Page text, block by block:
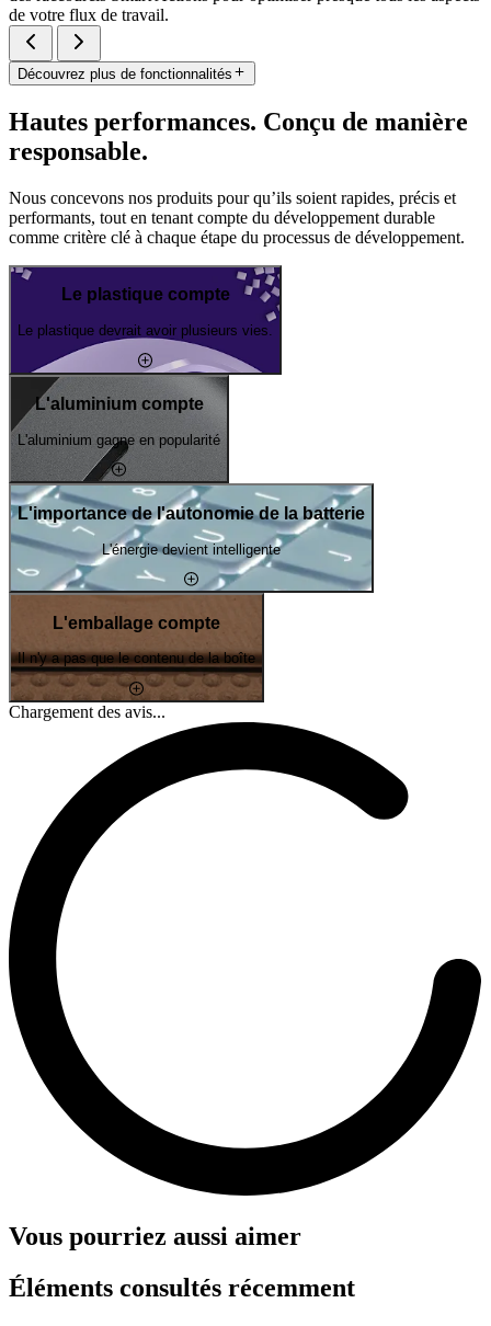
de votre flux de travail.
Découvrez plus de fonctionnalités
Hautes performances. Conçu de manière
responsable.
Nous concevons nos produits pour qu’ils soient rapides, précis et
performants, tout en tenant compte du développement durable
comme critère clé à chaque étape du processus de développement.
Le plastique compte
Le plastique devrait avoir plusieurs vies.
L'aluminium compte
L'aluminium gagne en popularité
L'importance de l'autonomie de la batterie
L'énergie devient intelligente
L'emballage compte
Il n'y a pas que le contenu de la boîte
Chargement des avis...
Vous pourriez aussi aimer
Éléments consultés récemment